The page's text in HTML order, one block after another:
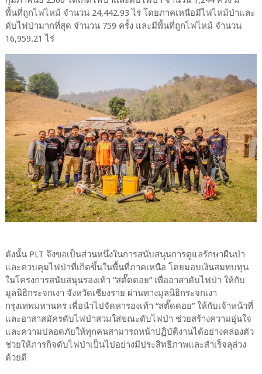
พื้นที่ถูกไฟไหม้ จำนวน 24,442.93 ไร่ โดยภาคเหนือมีไฟไหม้ป่าและ
ดับไฟป่ามากที่สุด จำนวน 759 ครั้ง และมีพื้นที่ถูกไฟไหม้ จำนวน
16,959.21 ไร่
ดังนั้น PLT จึงขอเป็นส่วนหนึ่งในการสนับสนุนการดูแลรักษาผืนป่า
และควบคุมไฟป่าที่เกิดขึ้นในพื้นที่ภาคเหนือ โดยมอบเงินสมทบทุน
ในโครงการสนับสนุนรองเท้า “สตั๊ดดอย” เพื่ออาสาดับไฟป่า ให้กับ
มูลนิธิกระจกเงา จังหวัดเชียงราย ผ่านทางมูลนิธิกระจกเงา
กรุงเทพมหานคร เพื่อนำไปจัดหารองเท้า “สตั๊ดดอย” ให้กับเจ้าหน้าที่
และอาสาสมัครดับไฟป่าสวมใส่ขณะดับไฟป่า ช่วยสร้างความอุ่นใจ
และความปลอดภัยให้ทุกคนสามารถหน้าปฏิบัติงานได้อย่างคล่องตัว
ช่วยให้ภารกิจดับไฟป่าเป็นไปอย่างมีประสิทธิภาพและสำเร็จลุล่วง
ด้วยดี